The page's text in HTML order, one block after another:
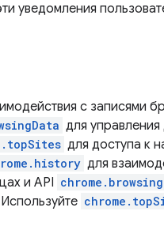
уведомления
с записями
для управления
для доступа к
для
и API